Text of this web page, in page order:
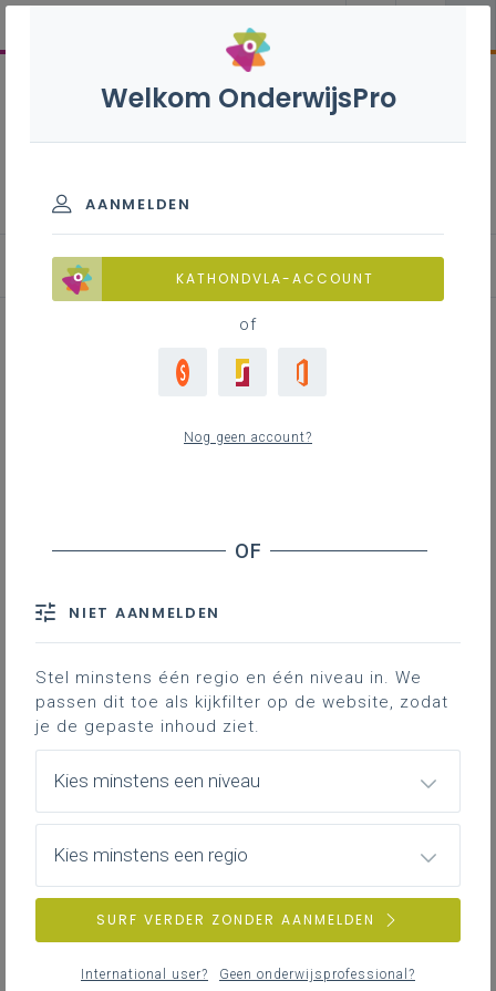
Zorgbreed en kansenrijk onderwijs in Brussel
Financiële en materiële ondersteuning
Goed onderwijs in krachtige leeromgeving
Schooluitval
Studentenvoorzieningen
Downloads
Contact
Hoe kan een Brusselse school
bouwen aan een school voor
iedereen? HetVademecum
zorgbreed en kansenrijk onderwijsis
Welkom OnderwijsPro
AANMELDEN
KATHONDVLA-ACCOUNT
of
Nog geen account?
NIET AANMELDEN
Stel minstens één regio en één niveau in. We
passen dit toe als kijkfilter op de website, zodat
je de gepaste inhoud ziet.
Kies minstens een niveau
Kies minstens een regio
SURF VERDER ZONDER AANMELDEN
International user? Geen onderwijsprofessional?